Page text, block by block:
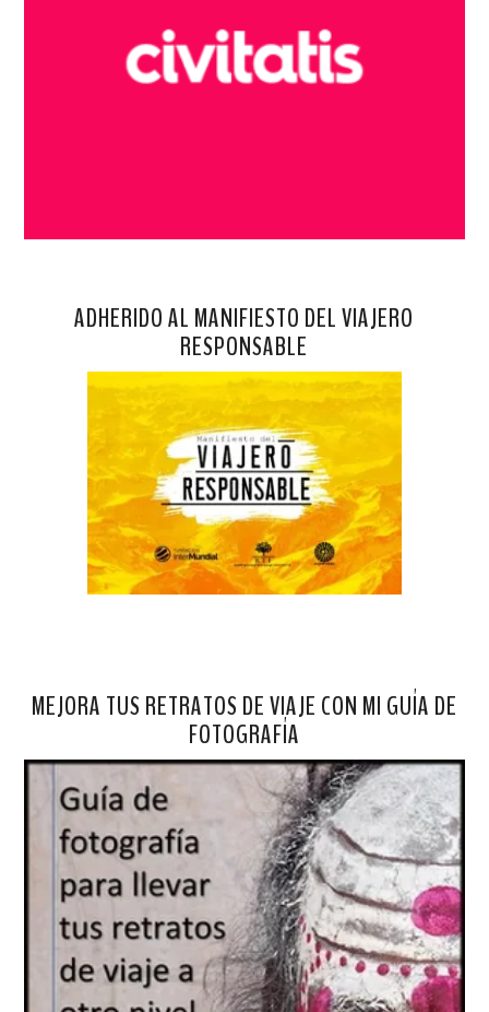
ADHERIDO AL MANIFIESTO DEL VIAJERO
RESPONSABLE
MEJORA TUS RETRATOS DE VIAJE CON MI GUÍA DE
FOTOGRAFÍA